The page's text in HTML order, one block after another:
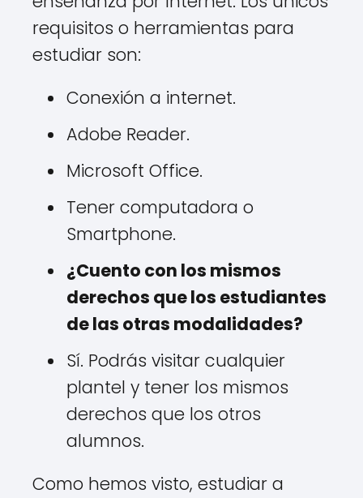
requisitos o herramientas para
estudiar son:
Conexión a internet.
Adobe Reader.
Microsoft Office.
Tener computadora o
Smartphone.
¿Cuento con los mismos
derechos que los estudiantes
de las otras modalidades?
Sí. Podrás visitar cualquier
plantel y tener los mismos
derechos que los otros
alumnos.
Como hemos visto, estudiar a